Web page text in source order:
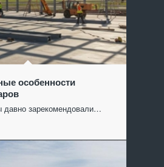
особенности
давно зарекомендовали…